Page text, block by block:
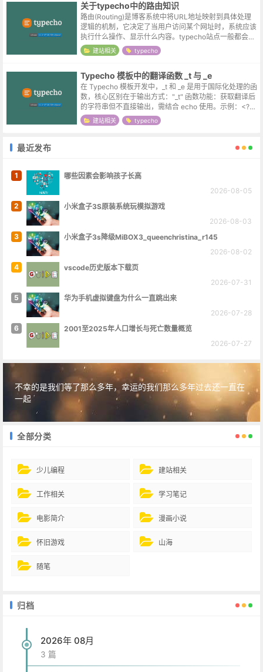
关于typecho中的路由知识
路由(Routing)是博客系统中将URL地址映射到具体处理
逻辑的机制，它决定了当用户访问某个网址时，系统应该
执行什么操作、显示什么内容。typecho站点一般都会开
启伪静态，伪静态通过URL重写将"漂亮"的URL映射到实
际的文件路径...
建站相关 typecho
Typecho 模板中的翻译函数 _t 与 _e
在 Typecho 模板开发中，_t 和 _e 是用于国际化处理的函
数，核心区别在于输出方式："_t" 函数‌‌功能‌：获取翻译后
的字符串但不直接输出，需结合 echo 使用。‌示例‌：<?ph
p echo _t('欢迎语');...
建站相关 typecho
最近发布
1
哪些因素会影响孩子长高
2026-08-05
2
小米盒子3S原装系统玩模拟游戏
2026-08-03
3
小米盒子3s降级MiBOX3_queenchristina_r145
2026-08-02
4
vscode历史版本下载页
2026-07-31
5
华为手机虚拟键盘为什么一直跳出来
2026-07-28
6
2001至2025年人口增长与死亡数量概览
2026-07-27
不幸的是我们等了那么多年，幸运的我们那么多年过去还一直在
一起
全部分类
少儿编程 建站相关
工作相关 学习笔记
电影简介 漫画小说
怀旧游戏 山海
随笔
归档
2026年 08月
3 篇